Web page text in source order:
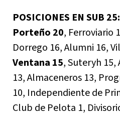
POSICIONES EN SUB 25:
Porteño 20, Ferroviario
Dorrego 16, Alumni 16,
Ventana 15, Suteryh
13, Almaceneros 13,
10, Independiente de
Club de Pelota 1,